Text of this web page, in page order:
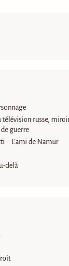
télévision russe,
guerre
– L’ami de Namur
delà